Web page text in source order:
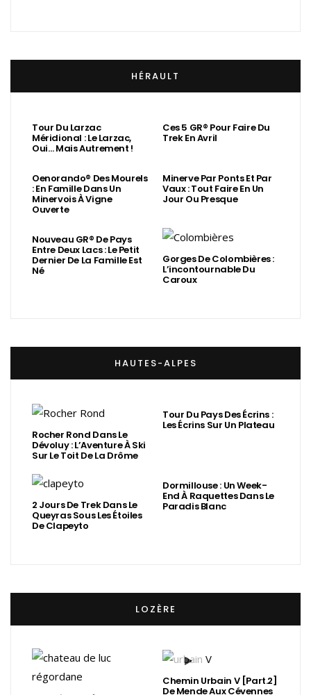
HÉRAULT
Tour Du Larzac
Méridional : Le Larzac,
Oui… Mais Autrement !
Ces 5 GR® Pour Faire Du
Trek En Avril
Oenorando® Des Mourels
: En Famille Dans Un
Minervois À Vigne
Ouverte
Minerve Par Ponts Et Par
Vaux : Tout Faire En Un
Jour Ou Presque
Nouveau GR® De Pays
Entre Deux Lacs : Le Petit
Dernier De La Famille Est
Né
Gorges De Colombières :
L’incontournable Du
Caroux
HAUTES-ALPES
Rocher Rond Dans Le
Dévoluy : L’Aventure À Ski
Sur Le Toit De La Drôme
Tour Du Pays Des Écrins :
Les Écrins Sur Un Plateau
2 Jours De Trek Dans Le
Queyras Sous Les Étoiles
De Clapeyto
Dormillouse : Un Week-
End À Raquettes Dans Le
Paradis Blanc
LOZÈRE
Chemin Urbain V [Part.2]
De Mende Aux Cévennes